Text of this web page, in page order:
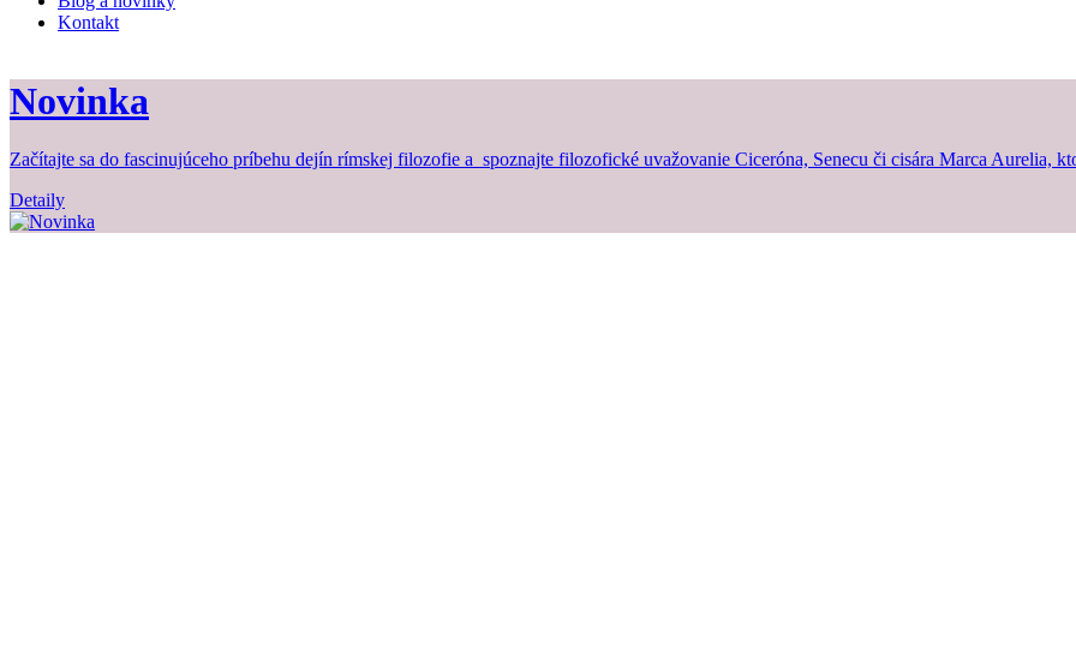
Kontakt
Novinka
Začítajte sa do fascinujúceho príbehu dejín rímskej filozofie a spoznajte filozofické uvažovanie Ciceróna, Senecu či cisára Marca Aurelia,
Detaily